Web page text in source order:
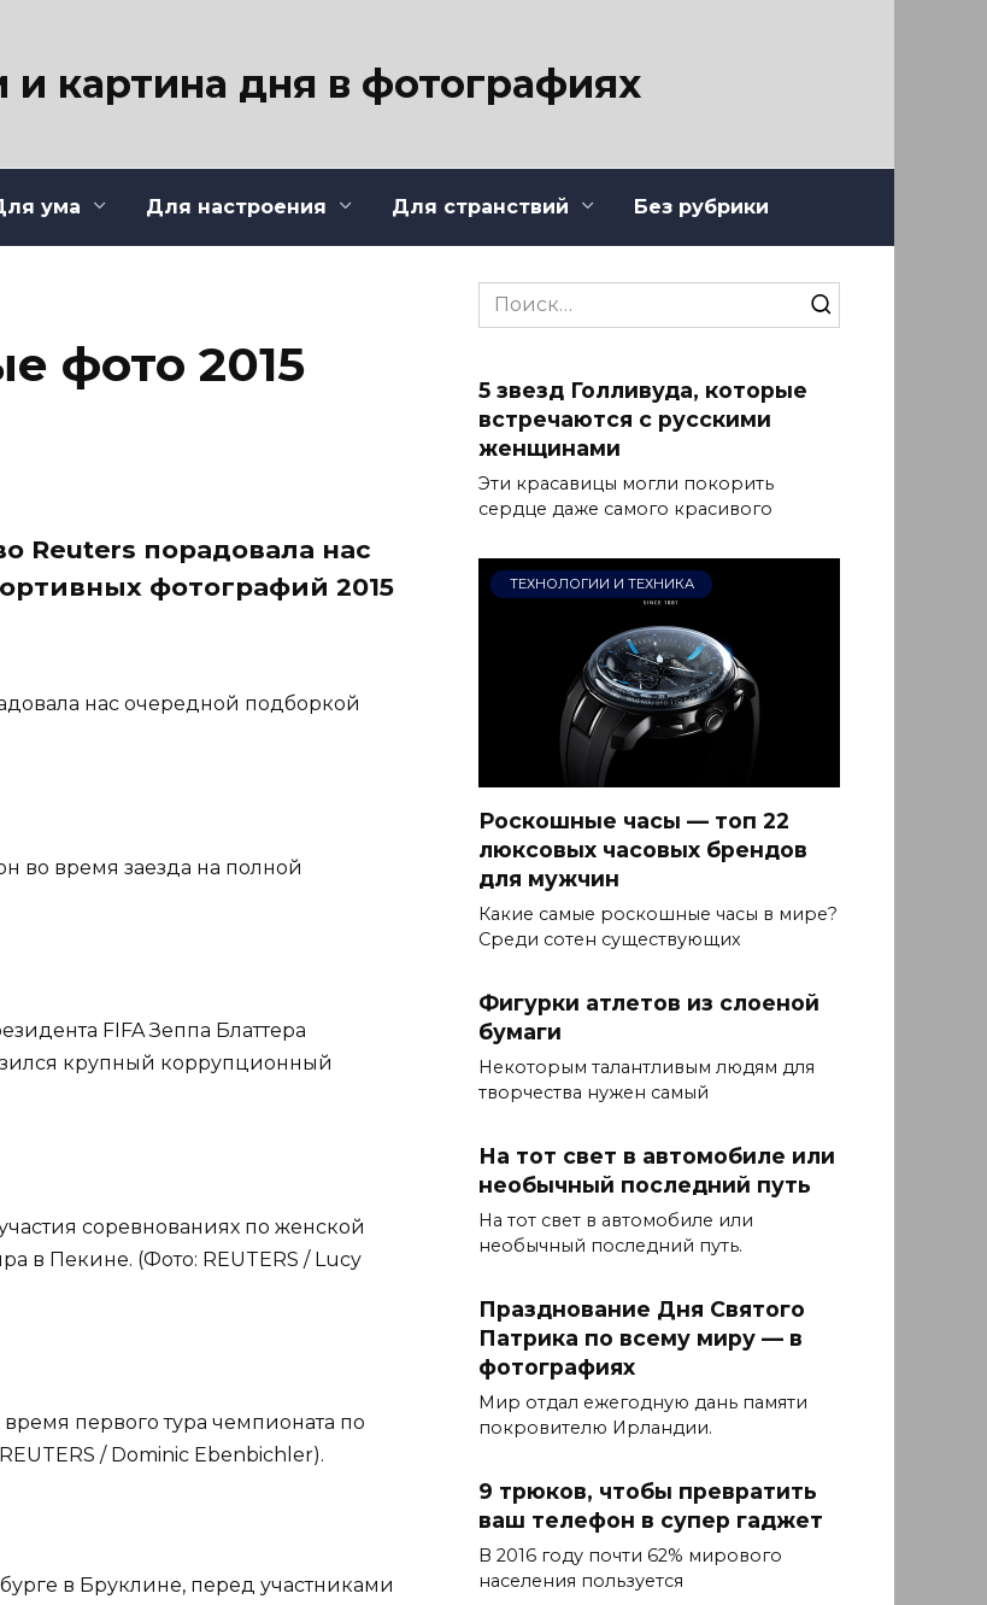
и картина дня в фотографиях
ума Для настроения Для странствий Без рубрики
фото 2015
Reuters порадовала нас
фотографий 2015
нас очередной подборкой
во время заезда на полной
FIFA Зеппа Блаттера
крупный коррупционный
соревнованиях по женской
в Пекине. (Фото: REUTERS / Lucy
первого тура чемпионата по
/ Dominic Ebenbichler).
в Бруклине, перед участниками
Search
for:
5 звезд Голливуда, которые
встречаются с русскими
женщинами
Эти красавицы могли покорить
сердце даже самого красивого
ТЕХНОЛОГИИ И ТЕХНИКА
Роскошные часы — топ 22
люксовых часовых брендов
для мужчин
Какие самые роскошные часы в мире?
Среди сотен существующих
Фигурки атлетов из слоеной
бумаги
Некоторым талантливым людям для
творчества нужен самый
На тот свет в автомобиле или
необычный последний путь
На тот свет в автомобиле или
необычный последний путь.
Празднование Дня Святого
Патрика по всему миру — в
фотографиях
Мир отдал ежегодную дань памяти
покровителю Ирландии.
9 трюков, чтобы превратить
ваш телефон в супер гаджет
В 2016 году почти 62% мирового
населения пользуется